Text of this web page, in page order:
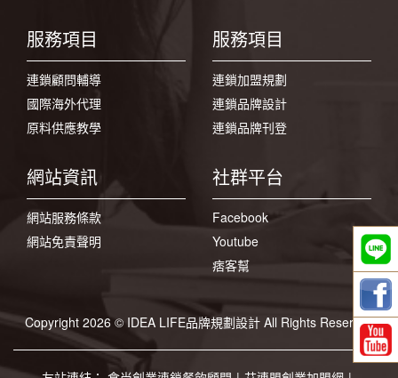
服務項目
連鎖顧問輔導
國際海外代理
原料供應教學
服務項目
連鎖加盟規劃
連鎖品牌設計
連鎖品牌刊登
網站資訊
網站服務條款
網站免責聲明
社群平台
Facebook
Youtube
痞客幫
Copyright 2026 © IDEA LIFE品牌規劃設計 All Rights Reserved